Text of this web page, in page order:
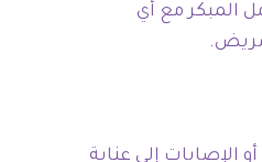
المبكر مع أي
الإصابات إلى عناية